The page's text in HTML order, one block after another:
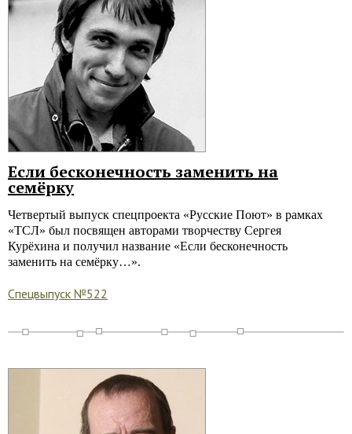
Если бесконечность заменить на
семёрку
Четвертый выпуск спецпроекта «Русские Поют» в рамках
«ТСЛ» был посвящен авторами творчеству Сергея
Курёхина и получил название «Если бесконечность
заменить на семёрку…».
Спецвыпуск №522